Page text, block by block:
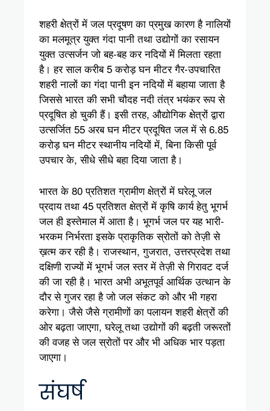
शहरी क्षेत्रों में जल प्रदूषण का प्रमुख कारण है नालियों
का मलमूत्र युक्त गंदा पानी तथा उद्योगों का रसायन
युक्त उत्सर्जन जो बह-बह कर नदियों में मिलता रहता
है। हर साल करीब 5 करोड़ घन मीटर गैर-उपचारित
शहरी नालों का गंदा पानी इन नदियों में बहाया जाता है
जिससे भारत की सभी चौदह नदी तंत्र भयंकर रूप से
प्रदूषित हो चुकी हैं। इसी तरह, औद्योगिक क्षेत्रों द्वारा
उत्सर्जित 55 अरब घन मीटर प्रदूषित जल में से 6.85
करोड़ घन मीटर स्थानीय नदियों में, बिना किसी पूर्व
उपचार के, सीधे सीधे बहा दिया जाता है।
भारत के 80 प्रतिशत ग्रामीण क्षेत्रों में घरेलू जल
प्रदाय तथा 45 प्रतिशत क्षेत्रों में कृषि कार्य हेतु भूगर्भ
जल ही इस्तेमाल में आता है। भूगर्भ जल पर यह भारी-
भरकम निर्भरता इसके प्राकृतिक स्रोतों को तेज़ी से
ख़त्म कर रही है। राजस्थान, गुजरात, उत्तरप्रदेश तथा
दक्षिणी राज्यों में भूगर्भ जल स्तर में तेज़ी से गिरावट दर्ज
की जा रही है। भारत अभी अभूतपूर्व आर्थिक उत्थान के
दौर से गुजर रहा है जो जल संकट को और भी गहरा
करेगा। जैसे जैसे ग्रामीणों का पलायन शहरी क्षेत्रों की
ओर बढ़ता जाएगा, घरेलू तथा उद्योगों की बढ़ती जरूरतों
की वजह से जल स्रोतों पर और भी अधिक भार पड़ता
जाएगा।
संघर्ष